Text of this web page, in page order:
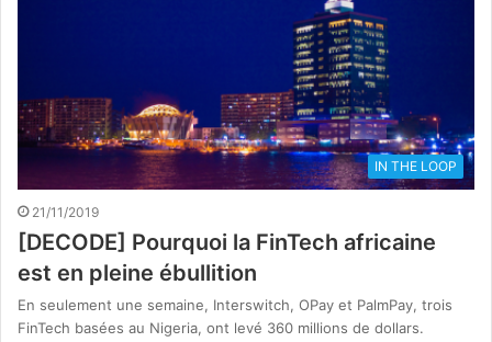
IN THE LOOP
21/11/2019
[DECODE] Pourquoi la FinTech africaine
est en pleine ébullition
En seulement une semaine, Interswitch, OPay et PalmPay, trois
FinTech basées au Nigeria, ont levé 360 millions de dollars.